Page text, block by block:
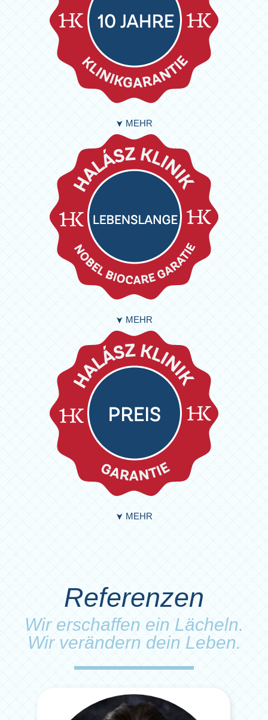
➤ MEHR
➤ MEHR
➤ MEHR
Referenzen
Wir erschaffen ein Lächeln.
Wir verändern dein Leben.